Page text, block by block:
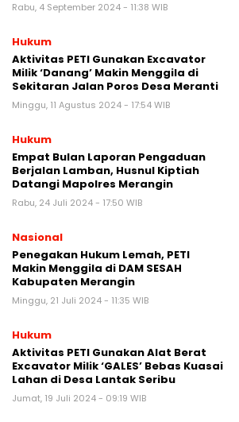
Rabu, 4 September 2024 - 11:38 WIB
Hukum
Aktivitas PETI Gunakan Excavator
Milik ‘Danang’ Makin Menggila di
Sekitaran Jalan Poros Desa Meranti
Minggu, 11 Agustus 2024 - 17:54 WIB
Hukum
Empat Bulan Laporan Pengaduan
Berjalan Lamban, Husnul Kiptiah
Datangi Mapolres Merangin
Rabu, 24 Juli 2024 - 17:50 WIB
Nasional
Penegakan Hukum Lemah, PETI
Makin Menggila di DAM SESAH
Kabupaten Merangin
Minggu, 21 Juli 2024 - 11:35 WIB
Hukum
Aktivitas PETI Gunakan Alat Berat
Excavator Milik ‘GALES’ Bebas Kuasai
Lahan di Desa Lantak Seribu
Jumat, 19 Juli 2024 - 09:19 WIB